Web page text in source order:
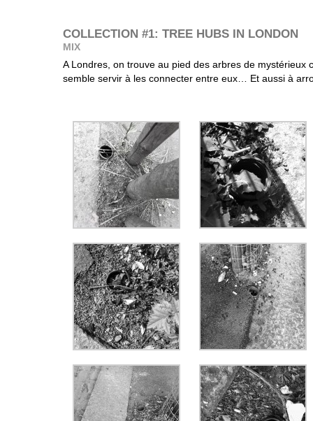
COLLECTION #1: TREE HUBS IN LONDON
MIX
A Londres, on trouve au pied des arbres de mystérieux
semble servir à les connecter entre eux… Et aussi à